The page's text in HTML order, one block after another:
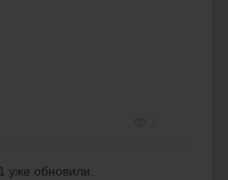
уже обновили.